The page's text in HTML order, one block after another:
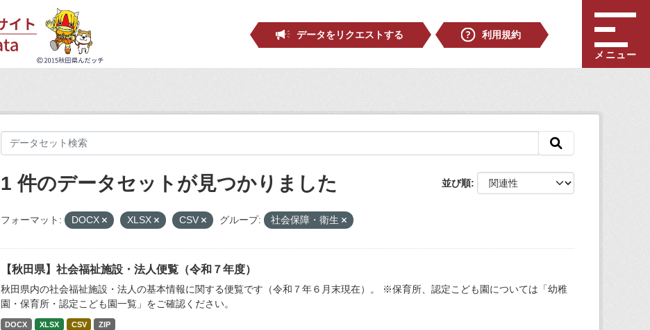
データをリクエストする
利用規約
メニュー
並び順
1 件のデータセットが見つかりました
フォーマット: DOCX XLSX CSV グループ: 社会保障・衛生
【秋田県】社会福祉施設・法人便覧（令和７年度）
秋田県内の社会福祉施設・法人の基本情報に関する便覧です（令和７年６月末現在）。 ※保育所、認定こども園については「幼稚
園・保育所・認定こども園一覧」をご確認ください。
DOCX XLSX CSV ZIP